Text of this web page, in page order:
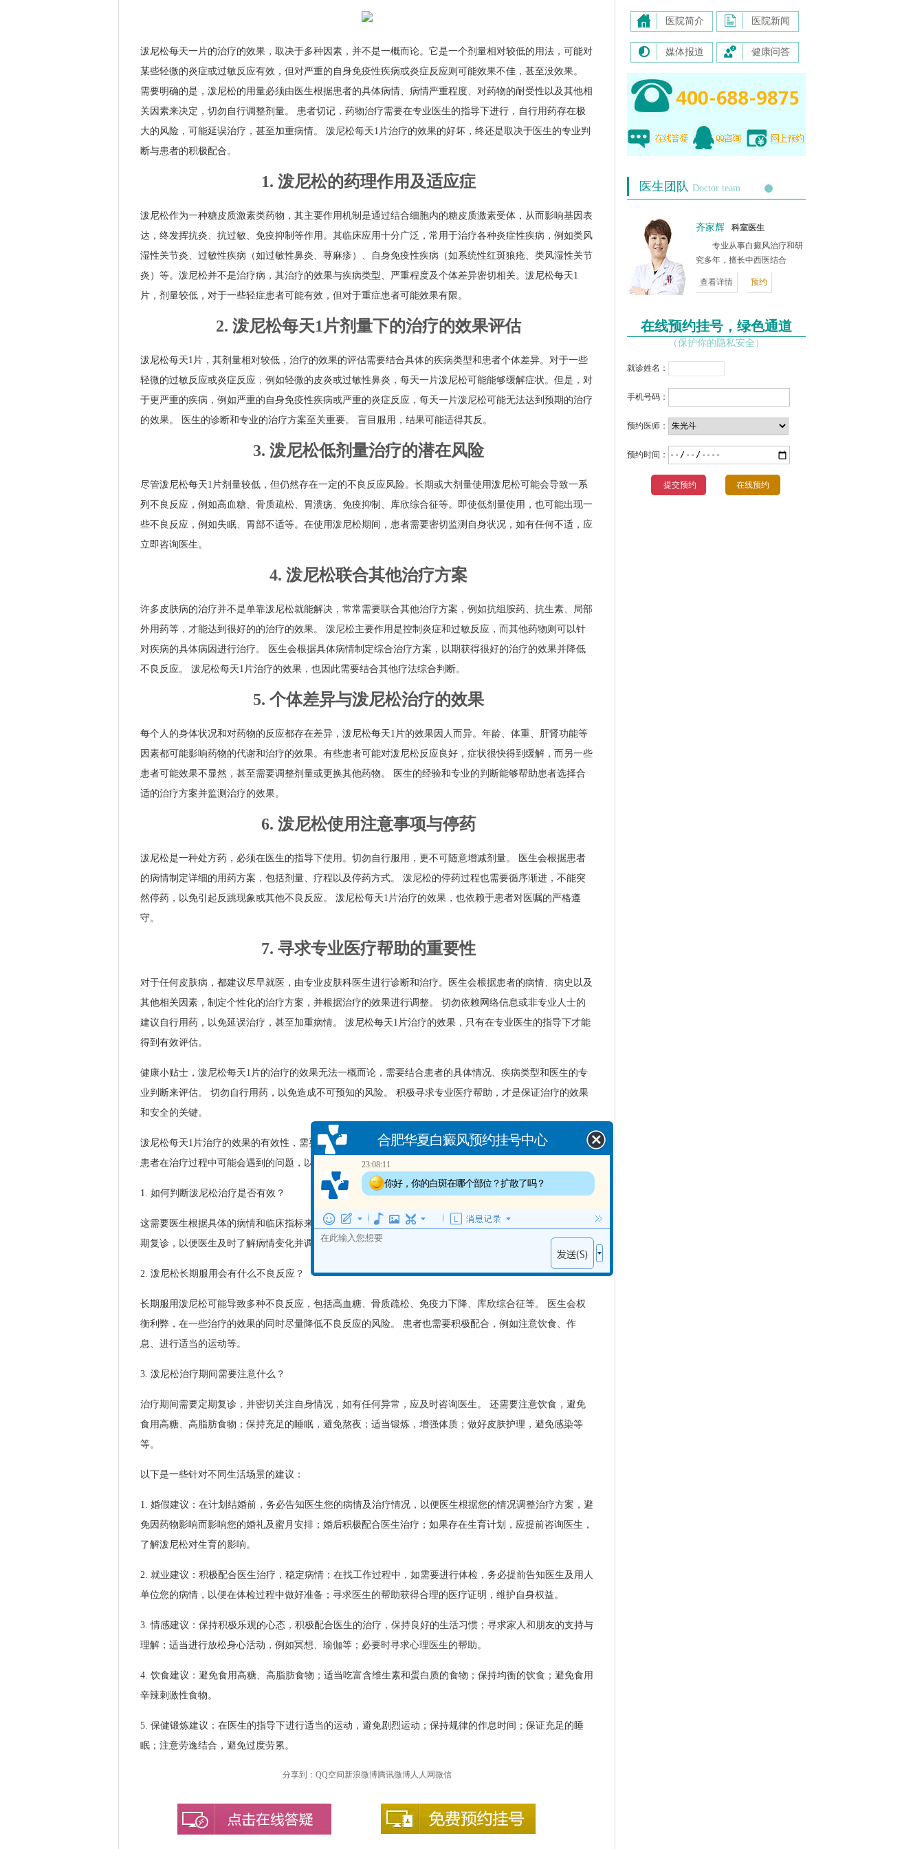
泼尼松每天一片的治疗的效果，取决于多种因素，并不是一概而论。它是一个剂量相对较低的用法，可能对
某些轻微的炎症或过敏反应有效，但对严重的自身免疫性疾病或炎症反应则可能效果不佳，甚至没效果。
需要明确的是，泼尼松的用量必须由医生根据患者的具体病情、病情严重程度、对药物的耐受性以及其他相
关因素来决定，切勿自行调整剂量。 患者切记，药物治疗需要在专业医生的指导下进行，自行用药存在极
大的风险，可能延误治疗，甚至加重病情。 泼尼松每天1片治疗的效果的好坏，终还是取决于医生的专业判
断与患者的积极配合。
1. 泼尼松的药理作用及适应症
泼尼松作为一种糖皮质激素类药物，其主要作用机制是通过结合细胞内的糖皮质激素受体，从而影响基因表
达，终发挥抗炎、抗过敏、免疫抑制等作用。其临床应用十分广泛，常用于治疗各种炎症性疾病，例如类风
湿性关节炎、过敏性疾病（如过敏性鼻炎、荨麻疹）、自身免疫性疾病（如系统性红斑狼疮、类风湿性关节
炎）等。泼尼松并不是治疗病，其治疗的效果与疾病类型、严重程度及个体差异密切相关。泼尼松每天1
片，剂量较低，对于一些轻症患者可能有效，但对于重症患者可能效果有限。
2. 泼尼松每天1片剂量下的治疗的效果评估
泼尼松每天1片，其剂量相对较低，治疗的效果的评估需要结合具体的疾病类型和患者个体差异。对于一些
轻微的过敏反应或炎症反应，例如轻微的皮炎或过敏性鼻炎，每天一片泼尼松可能能够缓解症状。但是，对
于更严重的疾病，例如严重的自身免疫性疾病或严重的炎症反应，每天一片泼尼松可能无法达到预期的治疗
的效果。 医生的诊断和专业的治疗方案至关重要。 盲目服用，结果可能适得其反。
3. 泼尼松低剂量治疗的潜在风险
尽管泼尼松每天1片剂量较低，但仍然存在一定的不良反应风险。长期或大剂量使用泼尼松可能会导致一系
列不良反应，例如高血糖、骨质疏松、胃溃疡、免疫抑制、库欣综合征等。即使低剂量使用，也可能出现一
些不良反应，例如失眠、胃部不适等。在使用泼尼松期间，患者需要密切监测自身状况，如有任何不适，应
立即咨询医生。
4. 泼尼松联合其他治疗方案
许多皮肤病的治疗并不是单靠泼尼松就能解决，常常需要联合其他治疗方案，例如抗组胺药、抗生素、局部
外用药等，才能达到很好的的治疗的效果。 泼尼松主要作用是控制炎症和过敏反应，而其他药物则可以针
对疾病的具体病因进行治疗。 医生会根据具体病情制定综合治疗方案，以期获得很好的治疗的效果并降低
不良反应。 泼尼松每天1片治疗的效果，也因此需要结合其他疗法综合判断。
5. 个体差异与泼尼松治疗的效果
每个人的身体状况和对药物的反应都存在差异，泼尼松每天1片的效果因人而异。年龄、体重、肝肾功能等
因素都可能影响药物的代谢和治疗的效果。有些患者可能对泼尼松反应良好，症状很快得到缓解，而另一些
患者可能效果不显然，甚至需要调整剂量或更换其他药物。 医生的经验和专业的判断能够帮助患者选择合
适的治疗方案并监测治疗的效果。
6. 泼尼松使用注意事项与停药
泼尼松是一种处方药，必须在医生的指导下使用。切勿自行服用，更不可随意增减剂量。 医生会根据患者
的病情制定详细的用药方案，包括剂量、疗程以及停药方式。 泼尼松的停药过程也需要循序渐进，不能突
然停药，以免引起反跳现象或其他不良反应。 泼尼松每天1片治疗的效果，也依赖于患者对医嘱的严格遵
守。
7. 寻求专业医疗帮助的重要性
对于任何皮肤病，都建议尽早就医，由专业皮肤科医生进行诊断和治疗。医生会根据患者的病情、病史以及
其他相关因素，制定个性化的治疗方案，并根据治疗的效果进行调整。 切勿依赖网络信息或非专业人士的
建议自行用药，以免延误治疗，甚至加重病情。 泼尼松每天1片治疗的效果，只有在专业医生的指导下才能
得到有效评估。
健康小贴士，泼尼松每天1片的治疗的效果无法一概而论，需要结合患者的具体情况、疾病类型和医生的专
业判断来评估。 切勿自行用药，以免造成不可预知的风险。 积极寻求专业医疗帮助，才是保证治疗的效果
和安全的关键。
泼尼松每天1片治疗的效果的有效性，需要根据患者的病情和医生制定的详细诊疗方案来决定。 以下是一些
患者在治疗过程中可能会遇到的问题，以及一些相关的建议：
1. 如何判断泼尼松治疗是否有效？
这需要医生根据具体的病情和临床指标来判断。例如，症状的缓解程度、炎症指标的变化等等。 患者应定
期复诊，以便医生及时了解病情变化并调整治疗方案。
2. 泼尼松长期服用会有什么不良反应？
长期服用泼尼松可能导致多种不良反应，包括高血糖、骨质疏松、免疫力下降、库欣综合征等。 医生会权
衡利弊，在一些治疗的效果的同时尽量降低不良反应的风险。 患者也需要积极配合，例如注意饮食、作
息、进行适当的运动等。
3. 泼尼松治疗期间需要注意什么？
治疗期间需要定期复诊，并密切关注自身情况，如有任何异常，应及时咨询医生。 还需要注意饮食，避免
食用高糖、高脂肪食物；保持充足的睡眠，避免熬夜；适当锻炼，增强体质；做好皮肤护理，避免感染等
等。
以下是一些针对不同生活场景的建议：
1. 婚假建议：在计划结婚前，务必告知医生您的病情及治疗情况，以便医生根据您的情况调整治疗方案，避
免因药物影响而影响您的婚礼及蜜月安排；婚后积极配合医生治疗；如果存在生育计划，应提前咨询医生，
了解泼尼松对生育的影响。
2. 就业建议：积极配合医生治疗，稳定病情；在找工作过程中，如需要进行体检，务必提前告知医生及用人
单位您的病情，以便在体检过程中做好准备；寻求医生的帮助获得合理的医疗证明，维护自身权益。
3. 情感建议：保持积极乐观的心态，积极配合医生的治疗，保持良好的生活习惯；寻求家人和朋友的支持与
理解；适当进行放松身心活动，例如冥想、瑜伽等；必要时寻求心理医生的帮助。
4. 饮食建议：避免食用高糖、高脂肪食物；适当吃富含维生素和蛋白质的食物；保持均衡的饮食；避免食用
辛辣刺激性食物。
5. 保健锻炼建议：在医生的指导下进行适当的运动，避免剧烈运动；保持规律的作息时间；保证充足的睡
眠；注意劳逸结合，避免过度劳累。
分享到： QQ空间 新浪微博腾讯微博人人网微信
医院简介 医院新闻
媒体报道 健康问答
医生团队 Doctor team
齐家辉
科室医生
专业从事白癜风治疗和研
究多年，擅长中西医结合
查看详情 预约
在线预约挂号，绿色通道
（保护你的隐私安全）
就诊姓名：
手机号码：
预约医师：
预约时间：
在线预约
合肥华夏白癜风预约挂号中心
23:08:11
你好，你的白斑在哪个部位？扩散了吗？